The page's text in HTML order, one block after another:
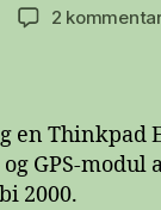
2
en Thinkpad
GPS-modul
2000.